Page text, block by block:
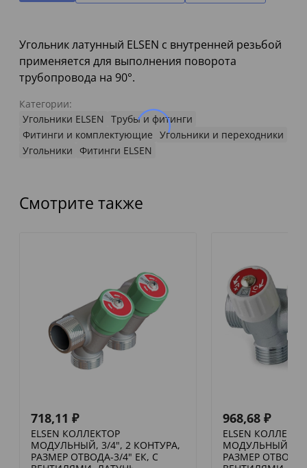
Угольник латунный ELSEN с внутренней резьбой
применяется для выполнения поворота
трубопровода на 90°.
Категории:
Угольники ELSEN Трубы и фитинги
Фитинги и комплектующие Угольники и переходники
Угольники Фитинги ELSEN
Смотрите также
718,11 ₽
ELSEN КОЛЛЕКТОР
МОДУЛЬНЫЙ, 3/4", 2 КОНТУРА,
РАЗМЕР ОТВОДА-3/4" ЕК, С
968,68 ₽
ELSEN
МОДУЛЬНЫЙ, 3/
РАЗМЕР ОТВОДА-